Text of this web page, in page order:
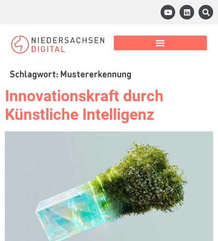
Schlagwort: Mustererkennung
Innovationskraft durch
Künstliche Intelligenz